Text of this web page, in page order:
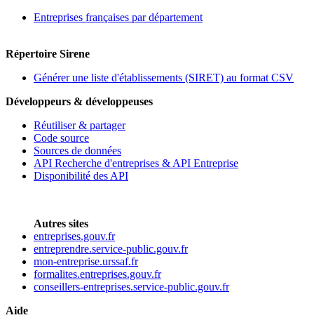
Entreprises françaises par département
Répertoire Sirene
Générer une liste d'établissements (SIRET) au format CSV
Développeurs & développeuses
Réutiliser & partager
Code source
Sources de données
API Recherche d'entreprises & API Entreprise
Disponibilité des API
Autres sites
entreprises.gouv.fr
entreprendre.service-public.gouv.fr
mon-entreprise.urssaf.fr
formalites.entreprises.gouv.fr
conseillers-entreprises.service-public.gouv.fr
Aide